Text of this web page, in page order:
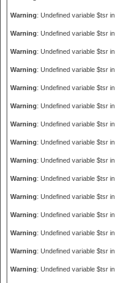
Warning: Undefined variable $tsr in
Warning: Undefined variable $tsr in
Warning: Undefined variable $tsr in
Warning: Undefined variable $tsr in
Warning: Undefined variable $tsr in
Warning: Undefined variable $tsr in
Warning: Undefined variable $tsr in
Warning: Undefined variable $tsr in
Warning: Undefined variable $tsr in
Warning: Undefined variable $tsr in
Warning: Undefined variable $tsr in
Warning: Undefined variable $tsr in
Warning: Undefined variable $tsr in
Warning: Undefined variable $tsr in
Warning: Undefined variable $tsr in